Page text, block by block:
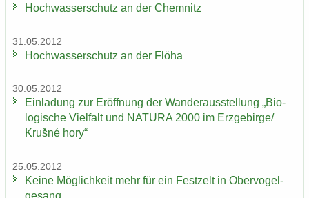
Hoch­was­ser­schutz an der Chem­nitz
31.05.2012
Hoch­was­ser­schutz an der Flöha
30.05.2012
Ein­la­dung zur Er­öff­nung der Wan­der­aus­stel­lung „Bio­
lo­gi­sche Viel­falt und NA­TU­RA 2000 im Erz­ge­bir­ge/
Krušné hory“
25.05.2012
Keine Mög­lich­keit mehr für ein Fest­zelt in Ober­vo­gel­
ge­sang